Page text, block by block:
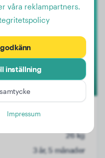
26 kg
3 år, 5 månader
våra reklampartners.
inställning
Impressum